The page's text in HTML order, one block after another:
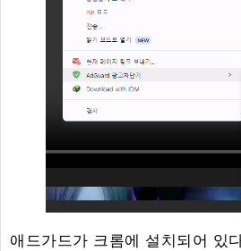
애드가드가 크롬에 설치되어 있